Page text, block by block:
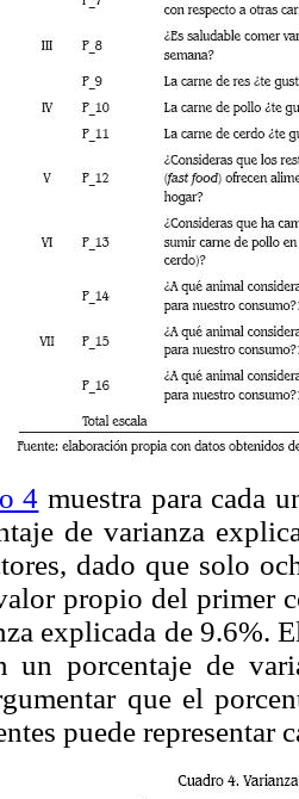
4 muestra para cada
de varianza
dado que solo
propio del primer
explicada de 9.6%.
un porcentaje de
que el
puede representar